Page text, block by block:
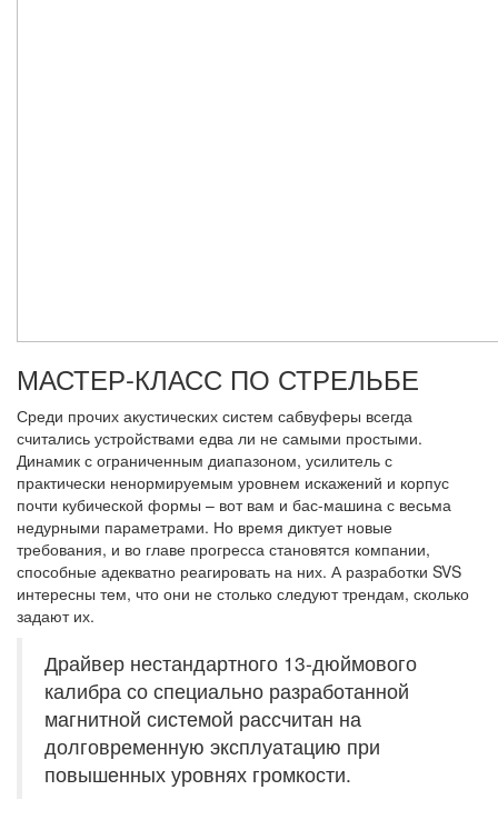
МАСТЕР-КЛАСС ПО СТРЕЛЬБЕ
Среди прочих акустических систем сабвуферы всегда
считались устройствами едва ли не самыми простыми.
Динамик с ограниченным диапазоном, усилитель с
практически ненормируемым уровнем искажений и корпус
почти кубической формы – вот вам и бас-машина с весьма
недурными параметрами. Но время диктует новые
требования, и во главе прогресса становятся компании,
способные адекватно реагировать на них. А разработки SVS
интересны тем, что они не столько следуют трендам, сколько
задают их.
Драйвер нестандартного 13-дюймового
калибра со специально разработанной
магнитной системой рассчитан на
долговременную эксплуатацию при
повышенных уровнях громкости.